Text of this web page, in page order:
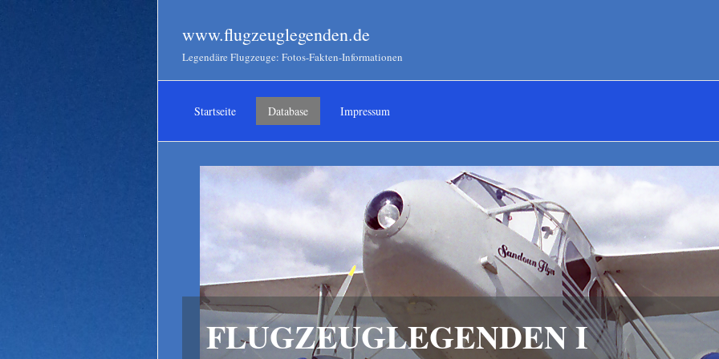
www.flugzeuglegenden.de
Legendäre Flugzeuge: Fotos-Fakten-Informationen
Startseite Database Impressum
FLUGZEUGLEGENDEN I